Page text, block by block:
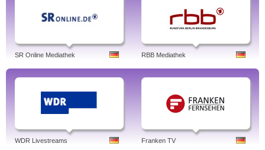
SR Online Mediathek RBB Mediathek
WDR Livestreams Franken TV